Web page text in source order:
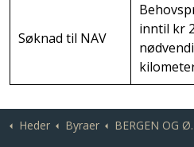
Søknad til NAV
inntil kr
Heder Byraer BERGEN OG ØYGARDEN | Solstrands Begravelsesbyrå